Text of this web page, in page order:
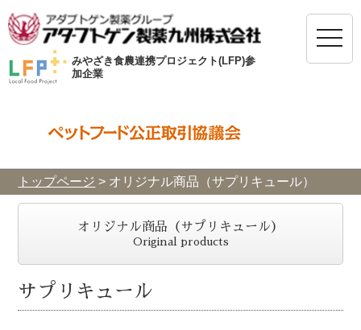
みやざき食農連携プロジェクト(LFP)参
加企業
toggle
トップページ > オリジナル商品（サプリキュール）
オリジナル商品（サプリキュール）
Original products
サプリキュール